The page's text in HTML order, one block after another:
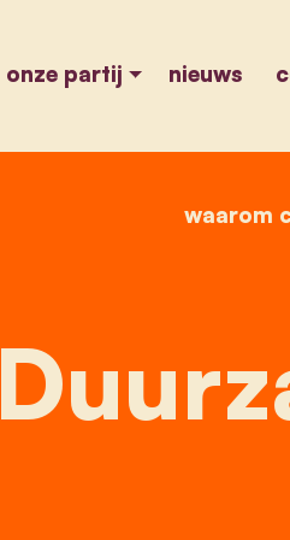
onze partij nieuws
waarom